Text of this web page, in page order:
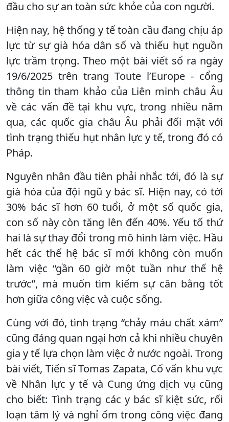
đầu cho sự an toàn sức khỏe của con người.
Hiện nay, hệ thống y tế toàn cầu đang chịu áp
lực từ sự già hóa dân số và thiếu hụt nguồn
lực trầm trọng. Theo một bài viết số ra ngày
19/6/2025 trên trang Toute l’Europe - cổng
thông tin tham khảo của Liên minh châu Âu
về các vấn đề tại khu vực, trong nhiều năm
qua, các quốc gia châu Âu phải đối mặt với
tình trạng thiếu hụt nhân lực y tế, trong đó có
Pháp.
Nguyên nhân đầu tiên phải nhắc tới, đó là sự
già hóa của đội ngũ y bác sĩ. Hiện nay, có tới
30% bác sĩ hơn 60 tuổi, ở một số quốc gia,
con số này còn tăng lên đến 40%. Yếu tố thứ
hai là sự thay đổi trong mô hình làm việc. Hầu
hết các thế hệ bác sĩ mới không còn muốn
làm việc “gần 60 giờ một tuần như thế hệ
trước”, mà muốn tìm kiếm sự cân bằng tốt
hơn giữa công việc và cuộc sống.
Cùng với đó, tình trạng “chảy máu chất xám”
cũng đáng quan ngại hơn cả khi nhiều chuyên
gia y tế lựa chọn làm việc ở nước ngoài. Trong
bài viết, Tiến sĩ Tomas Zapata, Cố vấn khu vực
về Nhân lực y tế và Cung ứng dịch vụ cũng
cho biết: Tình trạng các y bác sĩ kiệt sức, rối
loạn tâm lý và nghỉ ốm trong công việc đang